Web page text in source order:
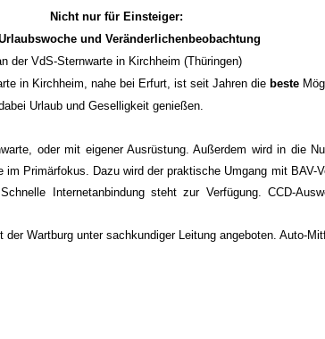
Nicht nur für Einsteiger:
Urlaubswoche und Veränderlichenbeobachtung
der VdS-Sternwarte in Kirchheim (Thüringen)
in Kirchheim, nahe bei Erfurt, ist seit Jahren die beste
Urlaub und Geselligkeit genießen.
oder mit eigener Ausrüstung. Außerdem wird in die
Primärfokus. Dazu wird der praktische Umgang mit BAV-
Internetanbindung steht zur Verfügung. CCD-
Wartburg unter sachkundiger Leitung angeboten. Auto-